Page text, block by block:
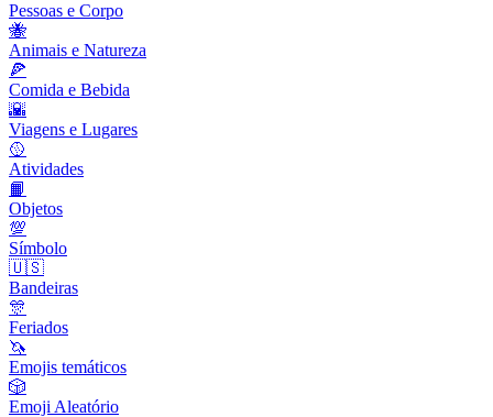
Pessoas e Corpo
🐝
Animais e Natureza
🍕
Comida e Bebida
🌇
Viagens e Lugares
🥎
Atividades
📙
Objetos
💯
Símbolo
🇺🇸
Bandeiras
🎊
Feriados
🦄
Emojis temáticos
🎲
Emoji Aleatório